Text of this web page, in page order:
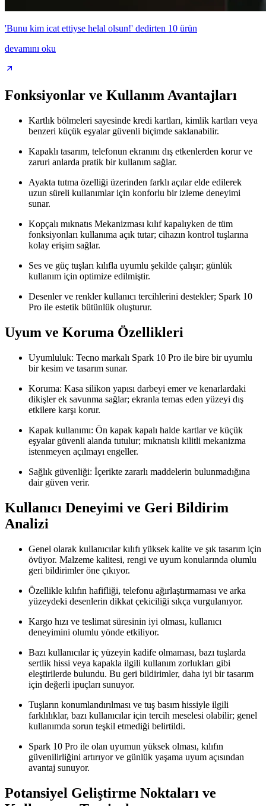
'Bunu kim icat ettiyse helal olsun!' dedirten 10 ürün
devamını oku
Fonksiyonlar ve Kullanım Avantajları
Kartlık bölmeleri sayesinde kredi kartları, kimlik kartları veya
benzeri küçük eşyalar güvenli biçimde saklanabilir.
Kapaklı tasarım, telefonun ekranını dış etkenlerden korur ve
zaruri anlarda pratik bir kullanım sağlar.
Ayakta tutma özelliği üzerinden farklı açılar elde edilerek
uzun süreli kullanımlar için konforlu bir izleme deneyimi
sunar.
Kopçalı mıknatıs Mekanizması kılıf kapalıyken de tüm
fonksiyonları kullanıma açık tutar; cihazın kontrol tuşlarına
kolay erişim sağlar.
Ses ve güç tuşları kılıfla uyumlu şekilde çalışır; günlük
kullanım için optimize edilmiştir.
Desenler ve renkler kullanıcı tercihlerini destekler; Spark 10
Pro ile estetik bütünlük oluşturur.
Uyum ve Koruma Özellikleri
Uyumluluk: Tecno markalı Spark 10 Pro ile bire bir uyumlu
bir kesim ve tasarım sunar.
Koruma: Kasa silikon yapısı darbeyi emer ve kenarlardaki
dikişler ek savunma sağlar; ekranla temas eden yüzeyi dış
etkilere karşı korur.
Kapak kullanımı: Ön kapak kapalı halde kartlar ve küçük
eşyalar güvenli alanda tutulur; mıknatıslı kilitli mekanizma
istenmeyen açılmayı engeller.
Sağlık güvenliği: İçerikte zararlı maddelerin bulunmadığına
dair güven verir.
Kullanıcı Deneyimi ve Geri Bildirim
Analizi
Genel olarak kullanıcılar kılıfı yüksek kalite ve şık tasarım için
övüyor. Malzeme kalitesi, rengi ve uyum konularında olumlu
geri bildirimler öne çıkıyor.
Özellikle kılıfın hafifliği, telefonu ağırlaştırmaması ve arka
yüzeydeki desenlerin dikkat çekiciliği sıkça vurgulanıyor.
Kargo hızı ve teslimat süresinin iyi olması, kullanıcı
deneyimini olumlu yönde etkiliyor.
Bazı kullanıcılar iç yüzeyin kadife olmaması, bazı tuşlarda
sertlik hissi veya kapakla ilgili kullanım zorlukları gibi
eleştirilerde bulundu. Bu geri bildirimler, daha iyi bir tasarım
için değerli ipuçları sunuyor.
Tuşların konumlandırılması ve tuş basım hissiyle ilgili
farklılıklar, bazı kullanıcılar için tercih meselesi olabilir; genel
kullanımda sorun teşkil etmediği belirtildi.
Spark 10 Pro ile olan uyumun yüksek olması, kılıfın
güvenilirliğini artırıyor ve günlük yaşama uyum açısından
avantaj sunuyor.
Potansiyel Geliştirme Noktaları ve